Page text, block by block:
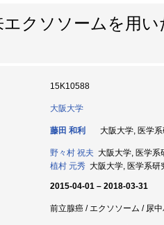
エクソソームを用
15K10588
大阪大学
藤田 和利 大阪大学, 医学
野々村 祝夫 大阪大学, 医学
植村 元秀 大阪大学, 医学系
2015-04-01 – 2018-03-31
前立腺癌 / エクソソーム / 尿